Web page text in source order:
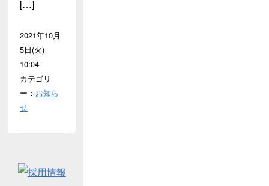
[…]
2021年10月
5日(火)
10:04
カテゴリ
ー： お知ら
せ